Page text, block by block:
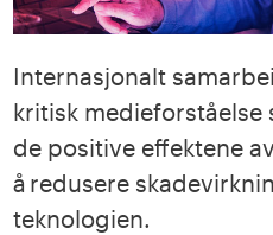
Internasjonalt
kritisk medieforståelse
de positive effektene
å redusere
teknologien.